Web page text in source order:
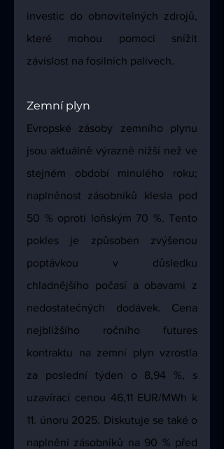
investic do obnovitelných zdrojů,
které mohou pomoci snížit
závislost na fosilních palivech.
Zemní plyn
Evropské zásoby zemního plynu
jsou aktuálně výrazně nižší než ve
stejném období minulého roku;
naplněnost zásobníků klesla pod
50 % oproti loňským 70 %. Tento
pokles je způsoben zvýšenou
poptávkou v důsledku
chladnějšího počasí a obavami z
nedostatečných dodávek. Cena
nejbližšího ročního futures
kontraktu na zemní plyn vzrostla
za poslední týden o 8,94 %, s
uzavírací cenou 46,11 EUR/MWh k
11. únoru 2025. Diskutuje se také o
naplnění zásobníků na 90 % před